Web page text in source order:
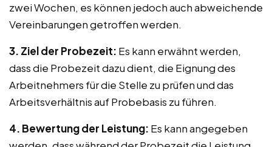
zwei Wochen, es können jedoch auch abweichende
Vereinbarungen getroffen werden.
3. Ziel der Probezeit: Es kann erwähnt werden,
dass die Probezeit dazu dient, die Eignung des
Arbeitnehmers für die Stelle zu prüfen und das
Arbeitsverhältnis auf Probebasis zu führen.
4. Bewertung der Leistung: Es kann angegeben